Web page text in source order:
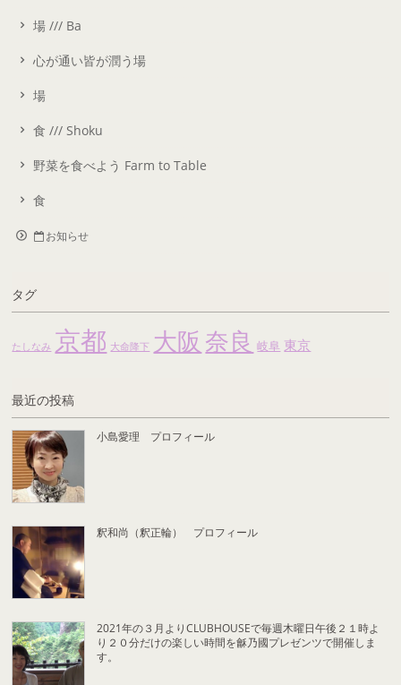
場 /// Ba
心が通い皆が潤う場
場
食 /// Shoku
野菜を食べよう Farm to Table
食
お知らせ
タグ
たしなみ 京都 大命降下 大阪 奈良 岐阜 東京
最近の投稿
小島愛理 プロフィール
釈和尚（釈正輪） プロフィール
2021年の３月よりCLUBHOUSEで毎週木曜日午後２１時よ
り２０分だけの楽しい時間を龢乃國プレゼンツで開催しま
す。